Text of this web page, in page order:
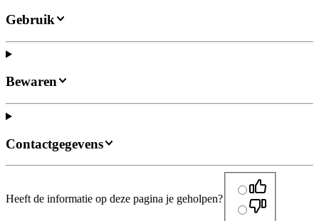
Gebruik
Bewaren
Contactgegevens
Heeft de informatie op deze pagina je geholpen?